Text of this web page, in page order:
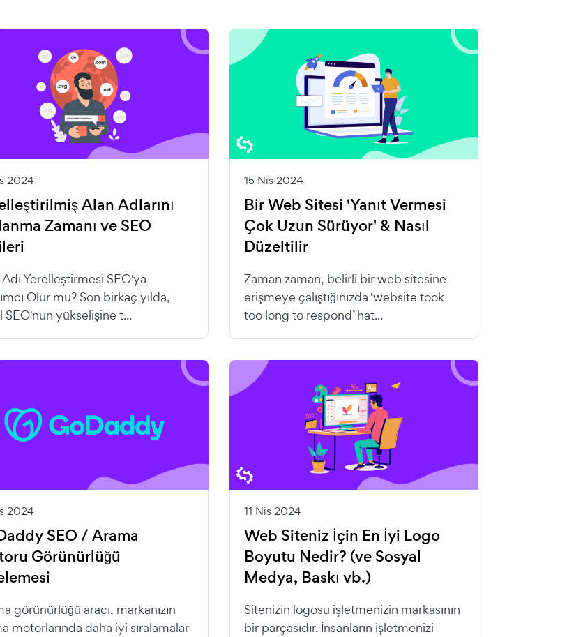
2024
Alan Adlarını
Zamanı ve SEO
Yerelleştirmesi SEO'ya
Olur mu? Son birkaç yılda,
SEO'nun yükselişine t...
15 Nis 2024
Bir Web Sitesi 'Yanıt Vermesi
Çok Uzun Sürüyor' & Nasıl
Düzeltilir
Zaman zaman, belirli bir web sitesine
erişmeye çalıştığınızda ‘website took
too long to respond’ hat...
2024
SEO / Arama
Görünürlüğü
görünürlüğü aracı, markanızın
motorlarında daha iyi sıralamalar
11 Nis 2024
Web Siteniz İçin En İyi Logo
Boyutu Nedir? (ve Sosyal
Medya, Baskı vb.)
Sitenizin logosu işletmenizin markasının
bir parçasıdır. İnsanların işletmenizi